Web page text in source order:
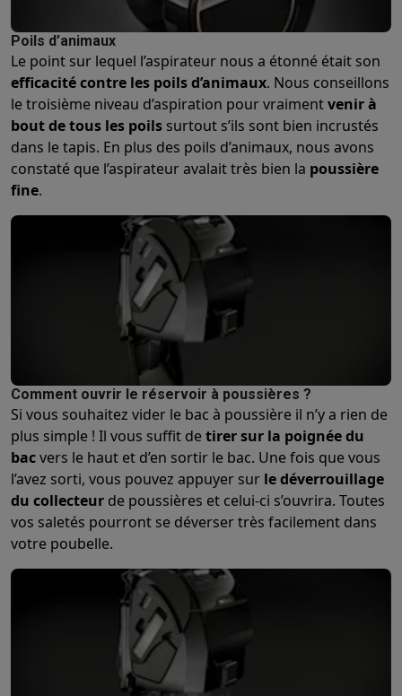
Poils d’animaux
Le point sur lequel l’aspirateur nous a étonné était son
efficacité contre les poils d’animaux. Nous conseillons
le troisième niveau d’aspiration pour vraimentvenir à
bout de tous les poils surtout s’ils sont bien incrustés
dans le tapis. En plus des poils d’animaux, nous avons
constaté que l’aspirateur avalait très bien la poussière
fine.
Comment ouvrir le réservoir à poussières ?
Si vous souhaitez vider le bac à poussière il n’y a rien de
plus simple ! Il vous suffit detirer sur la poignée du
bacvers le haut et d’en sortir le bac. Une fois que vous
l’avez sorti, vous pouvez appuyer sur le déverrouillage
du collecteur de poussières et celui-ci s’ouvrira. Toutes
vos saletés pourront se déverser très facilement dans
votre poubelle.